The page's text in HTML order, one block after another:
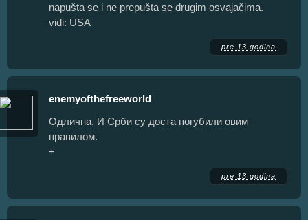
napušta se i ne prepušta se drugim osvajačima.
vidi: USA
pre 13 godina
enemyofthefreeworld
Одлична. И Срби су доста погубили овим
правилом.
+
pre 13 godina